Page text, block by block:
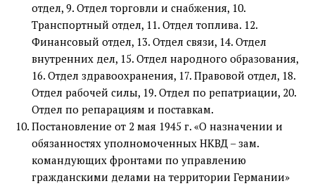
отдел, 9. Отдел торговли и снабжения, 10.
Транспортный отдел, 11. Отдел топлива. 12.
Финансовый отдел, 13. Отдел связи, 14. Отдел
внутренних дел, 15. Отдел народного образования,
16. Отдел здравоохранения, 17. Правовой отдел, 18.
Отдел рабочей силы, 19. Отдел по репатриации, 20.
Отдел по репарациям и поставкам.
Постановление от 2 мая 1945 г. «О назначении и
обязанностях уполномоченных НКВД – зам.
командующих фронтами по управлению
гражданскими делами на территории Германии»